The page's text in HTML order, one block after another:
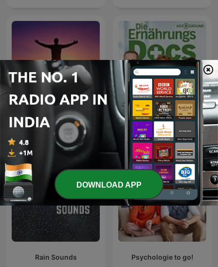
Motivational Speech
Die Ernährungs-Docs -
Essen als Medizin
Rain Sounds Psychologie to go!
DOWNLOAD APP